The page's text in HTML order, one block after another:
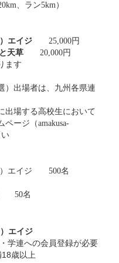
、ラン5km）
エイジ 25,000円
天草 20,000円
ます
出場者は、九州各県連
場する高校生において
ージ（amakusa-
）エイジ 500名
50名
エイジ
連への会員登録が必要
歳以上